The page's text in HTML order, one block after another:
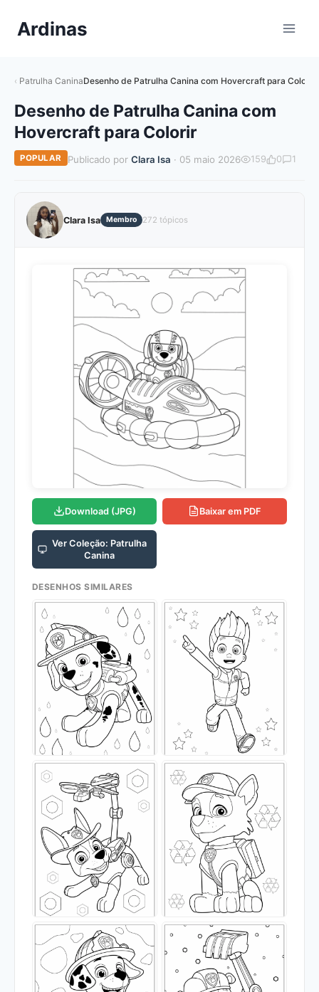
paraArdinas
Patrulha CaninaDesenho de Patrulha Canina com Hovercraft para Colorir
Desenho de Patrulha Canina com
Hovercraft para Colorir
POPULAR Publicado por Clara Isa · 05 maio 2026 159 0 1
Clara Isa Membro 272 tópicos
Download (JPG) Baixar em PDF
Ver Coleção: Patrulha
Canina
DESENHOS SIMILARES